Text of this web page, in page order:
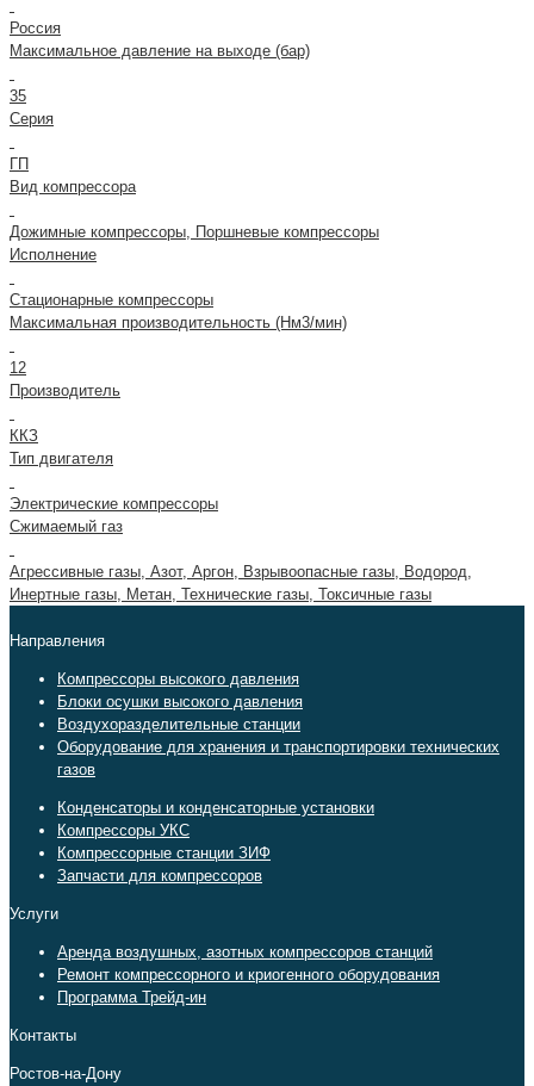
Россия
Максимальное давление на выходе (бар)
35
Серия
ГП
Вид компрессора
Дожимные компрессоры, Поршневые компрессоры
Исполнение
Стационарные компрессоры
Максимальная производительность (Нм3/мин)
12
Производитель
ККЗ
Тип двигателя
Электрические компрессоры
Сжимаемый газ
Агрессивные газы, Азот, Аргон, Взрывоопасные газы, Водород,
Инертные газы, Метан, Технические газы, Токсичные газы
Направления
Компрессоры высокого давления
Блоки осушки высокого давления
Воздухоразделительные станции
Оборудование для хранения и транспортировки технических
газов
Конденсаторы и конденсаторные установки
Компрессоры УКС
Компрессорные станции ЗИФ
Запчасти для компрессоров
Услуги
Аренда воздушных, азотных компрессоров станций
Ремонт компрессорного и криогенного оборудования
Программа Трейд-ин
Контакты
Ростов-на-Дону